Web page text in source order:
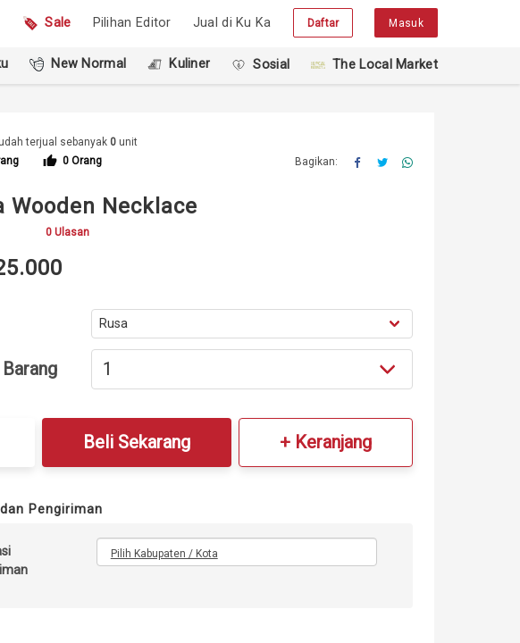
Sale Pilihan Editor Jual di Ku Ka Daftar Masuk
New Normal Kuliner Sosial The Local Market
terjual sebanyak 0 unit
thumb_up 0 Orang Bagikan:
Wooden Necklace
0 Ulasan
Beli Sekarang + Keranjang
Pengiriman
Pilih Kabupaten / Kota